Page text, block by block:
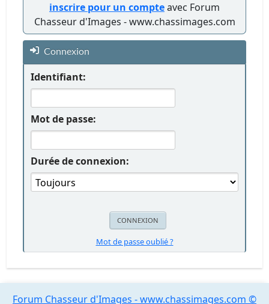
inscrire pour un compteavec Forum
Chasseur d'Images - www.chassimages.com
Connexion
Identifiant:
Mot de passe:
Durée de connexion:
Mot de passe oublié ?
Forum Chasseur d'Images - www.chassimages.com ©